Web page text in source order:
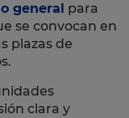
general para
se convocan en
plazas de
clara y